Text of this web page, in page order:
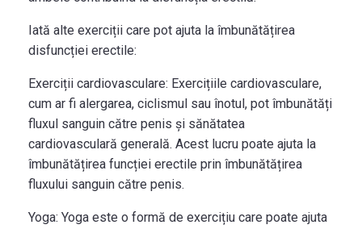
Iată alte exerciții care pot ajuta la îmbunătățirea
disfuncției erectile:
Exerciții cardiovasculare: Exercițiile cardiovasculare,
cum ar fi alergarea, ciclismul sau înotul, pot îmbunătăți
fluxul sanguin către penis și sănătatea
cardiovasculară generală. Acest lucru poate ajuta la
îmbunătățirea funcției erectile prin îmbunătățirea
fluxului sanguin către penis.
Yoga: Yoga este o formă de exercițiu care poate ajuta